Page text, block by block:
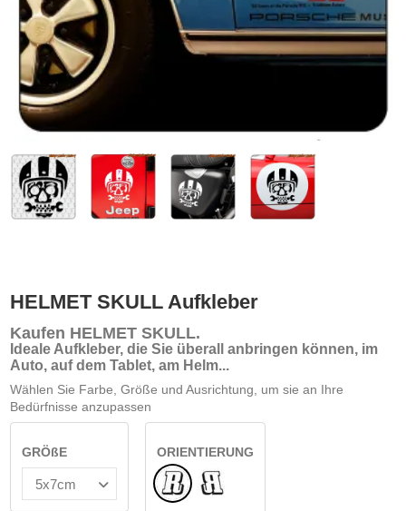
HELMET SKULL Aufkleber
Kaufen HELMET SKULL.
Ideale Aufkleber, die Sie überall anbringen können, im
Auto, auf dem Tablet, am Helm...
Wählen Sie Farbe, Größe und Ausrichtung, um sie an Ihre
Bedürfnisse anzupassen
GRÖßE
ORIENTIERUNG
NormaleUmgedreht